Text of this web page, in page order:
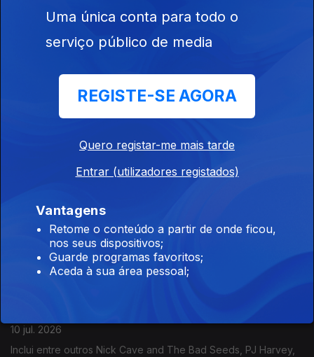
15 jul. 2026
Dead Pioneers....
14 jul. 2026
Inclui entre outros Gilla Band, Maquina, Snooper, N8noface,
Indiegente
13 jul. 2026
Inclui entre outros Joe Unknown, Gurriers, Chalk, Maquina,
Mary in the Junkyard....
10 jul. 2026
Inclui entre outros Nick Cave and The Bad Seeds, PJ Harvey,
Uma única conta para todo o
serviço público de media
REGISTE-SE AGORA
Quero registar-me mais tarde
Entrar (utilizadores registados)
Vantagens
Retome o conteúdo a partir de onde ficou,
nos seus dispositivos;
Guarde programas favoritos;
Aceda à sua área pessoal;